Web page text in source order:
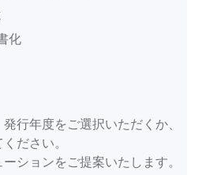
化
行年度をご選択いただくか、
ださい。
ションをご提案いたします。